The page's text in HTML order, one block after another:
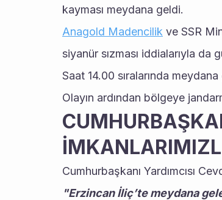
kayması meydana geldi.
Anagold Madencilik ve SSR
siyanür sızması iddialarıyla da
Saat 14.00 sıralarında
Olayın ardından bölgeye
Cumhurbaşkanı Yardımcısı
"Erzincan İliç’te meydana